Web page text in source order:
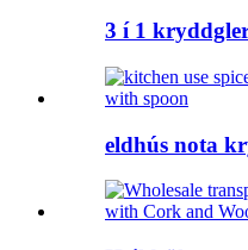
3 í 1
eldhús nota